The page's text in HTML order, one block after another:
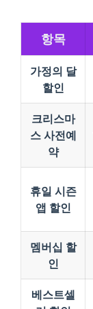
항목
가정의 달
할인
크리스마
스 사전예
약
휴일 시즌
앱 할인
멤버십 할
인
베스트셀